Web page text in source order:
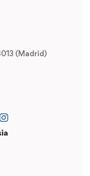
(Madrid)